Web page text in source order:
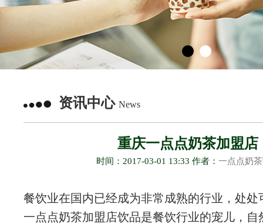
资讯中心 News
重庆一点点奶茶加盟店
时间：2017-03-01 13:33 作者： 一点点奶
餐饮业在国内已经成为非常成熟的行业，处处
一点点奶茶加盟店饮品是餐饮行业的宠儿，自